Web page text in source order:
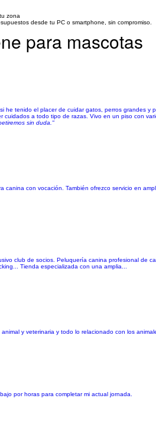
zona
desde tu PC o smartphone, sin compromiso.
para mascotas
tenido el placer de cuidar gatos, perros grandes y
a todo tipo de razas. Vivo en un piso con
sin duda."
con vocación. También ofrezco servicio en
club de socios. Peluquería canina profesional de
Tienda especializada con una amplia...
y veterinaria y todo lo relacionado con los
por horas para completar mi actual jornada.